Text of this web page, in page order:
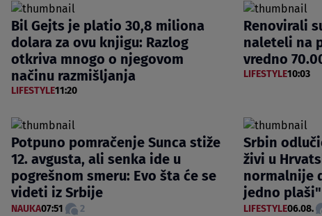
Bil Gejts je platio 30,8 miliona
dolara za ovu knjigu: Razlog
otkriva mnogo o njegovom
načinu razmišljanja
LIFESTYLE11:20
Renovirali
naleteli na
vredno
LIFESTYLE10:03
Potpuno pomračenje Sunca stiže
12. avgusta, ali senka ide u
pogrešnom smeru: Evo šta će se
videti iz Srbije
NAUKA07:51 2
Srbin
živi u
normalnije
jedno plaši"
LIFESTYLE06.08.